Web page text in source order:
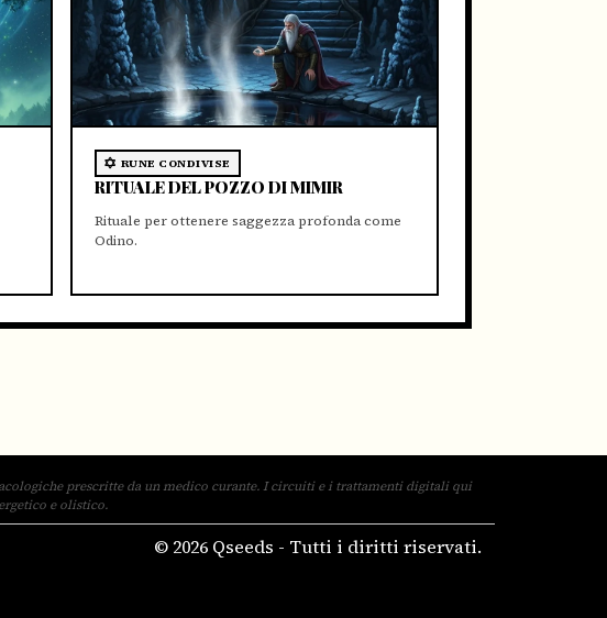
RUNE CONDIVISE
RITUALE DEL POZZO DI MIMIR
Rituale per ottenere saggezza profonda come
Odino.
prescritte da un medico curante. I circuiti e i trattamenti digitali qui
e olistico.
© 2026 Qseeds - Tutti i diritti riservati.